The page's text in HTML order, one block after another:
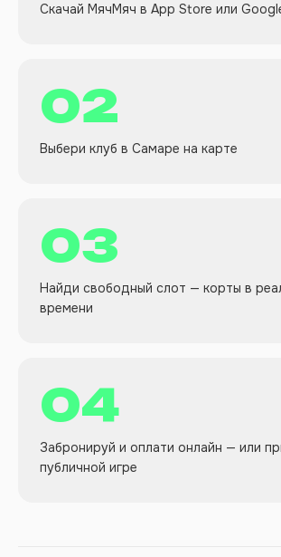
Скачай МячМяч в App Store или
02
Выбери клуб в Самаре на карте
03
Найди свободный слот — корты в
времени
04
Забронируй и оплати онлайн — или
публичной игре